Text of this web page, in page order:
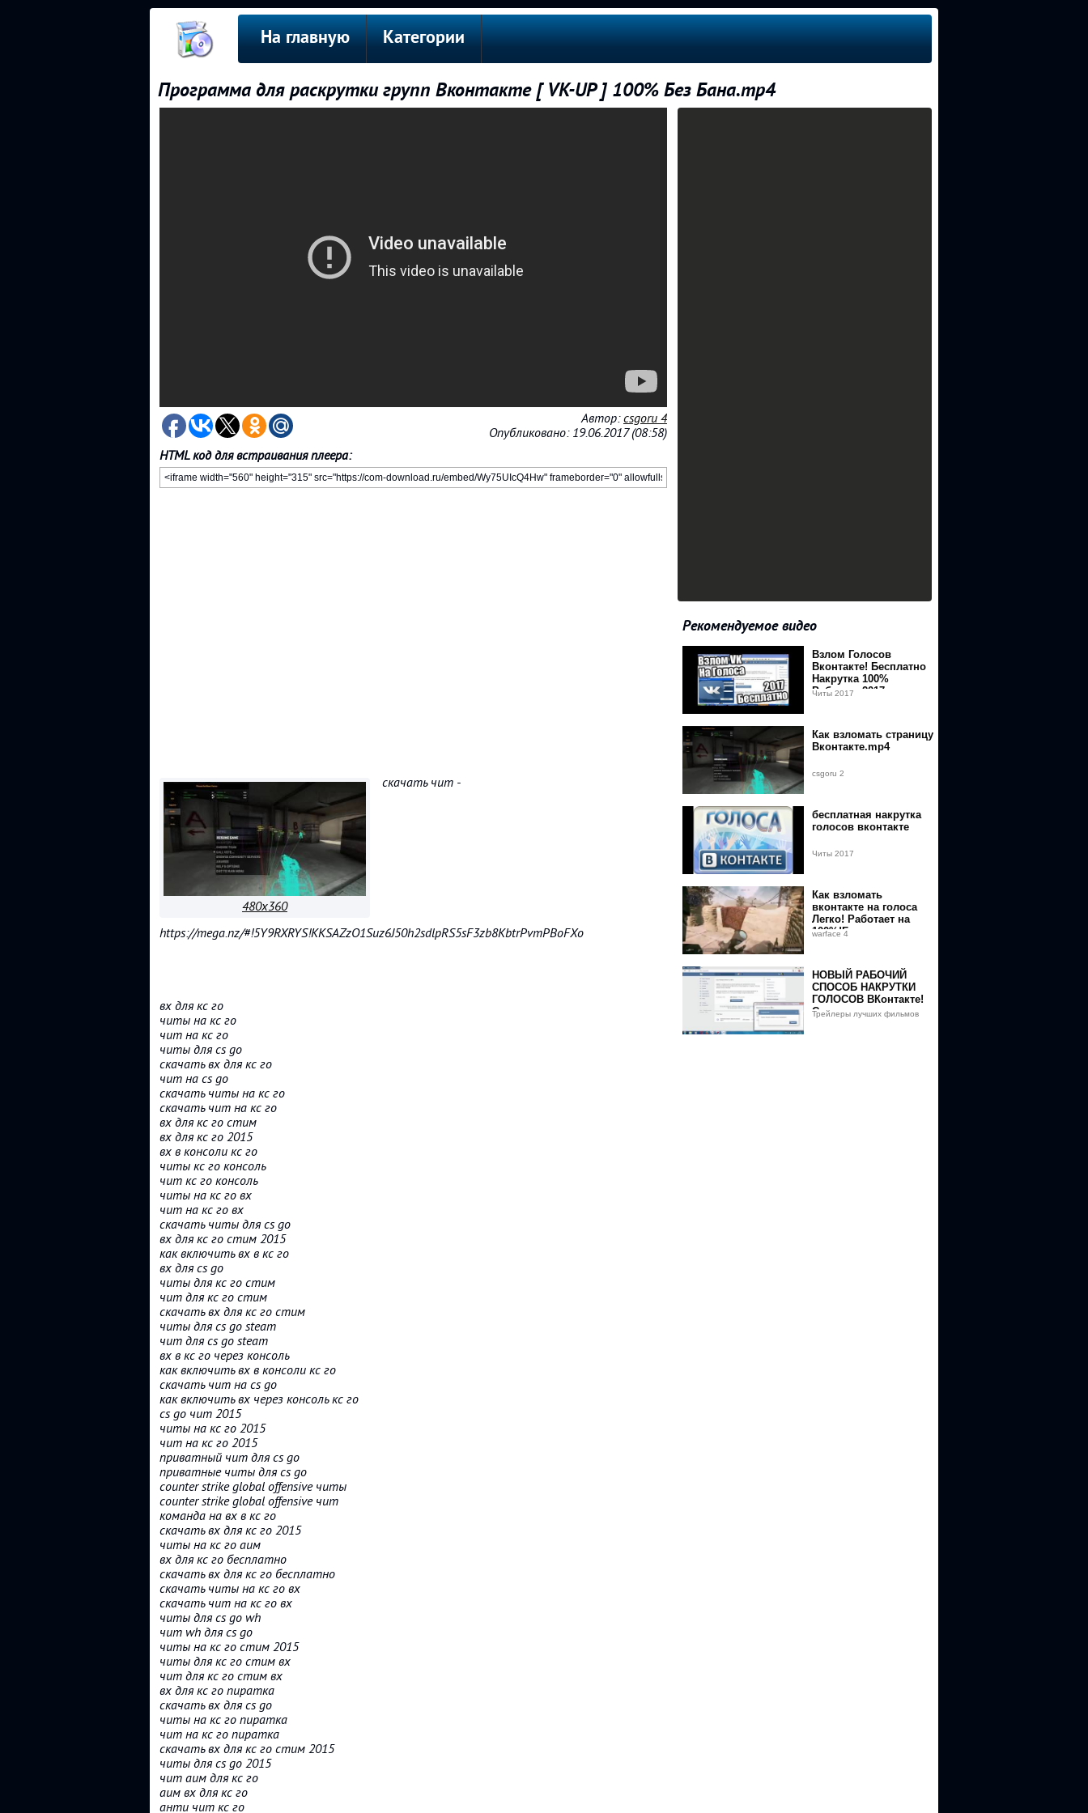
На главную Категории
Программа для раскрутки групп Вконтакте [ VK-UP ] 100% Без Бана.mp4
Автор:csgoru 4
Опубликовано: 19.06.2017 (08:58)
HTML код для встраивания плеера:
480x360
скачать чит -
https://mega.nz/#!5Y9RXRYS!KKSAZzO1Suz6J50h2sdlpRS5sF3zb8KbtrPvmPBoFXo
вх для кс го
читы на кс го
чит на кс го
читы для cs go
скачать вх для кс го
чит на cs go
скачать читы на кс го
скачать чит на кс го
вх для кс го стим
вх для кс го 2015
вх в консоли кс го
читы кс го консоль
чит кс го консоль
читы на кс го вх
чит на кс го вх
скачать читы для cs go
вх для кс го стим 2015
как включить вх в кс го
вх для cs go
читы для кс го стим
чит для кс го стим
скачать вх для кс го стим
читы для cs go steam
чит для cs go steam
вх в кс го через консоль
как включить вх в консоли кс го
скачать чит на cs go
как включить вх через консоль кс го
cs go чит 2015
читы на кс го 2015
чит на кс го 2015
приватный чит для cs go
приватные читы для cs go
counter strike global offensive читы
counter strike global offensive чит
команда на вх в кс го
скачать вх для кс го 2015
читы на кс го аим
вх для кс го бесплатно
скачать вх для кс го бесплатно
скачать читы на кс го вх
скачать чит на кс го вх
читы для cs go wh
чит wh для cs go
читы на кс го стим 2015
читы для кс го стим вх
чит для кс го стим вх
вх для кс го пиратка
скачать вх для cs go
читы на кс го пиратка
чит на кс го пиратка
скачать вх для кс го стим 2015
читы для cs go 2015
чит аим для кс го
аим вх для кс го
анти чит кс го
Рекомендуемое видео
Взлом Голосов
Вконтакте! Бесплатно
Накрутка 100%
Работает 2017
Читы 2017
Как взломать страницу
Вконтакте.mp4
csgoru 2
бесплатная накрутка
голосов вконтакте
Читы 2017
Как взломать
вконтакте на голоса
Легко! Работает на
100%!Бесплатная
warface 4
НОВЫЙ РАБОЧИЙ
СПОСОБ НАКРУТКИ
ГОЛОСОВ ВКонтакте!
Спешите пока не
Трейлеры лучших фильмов